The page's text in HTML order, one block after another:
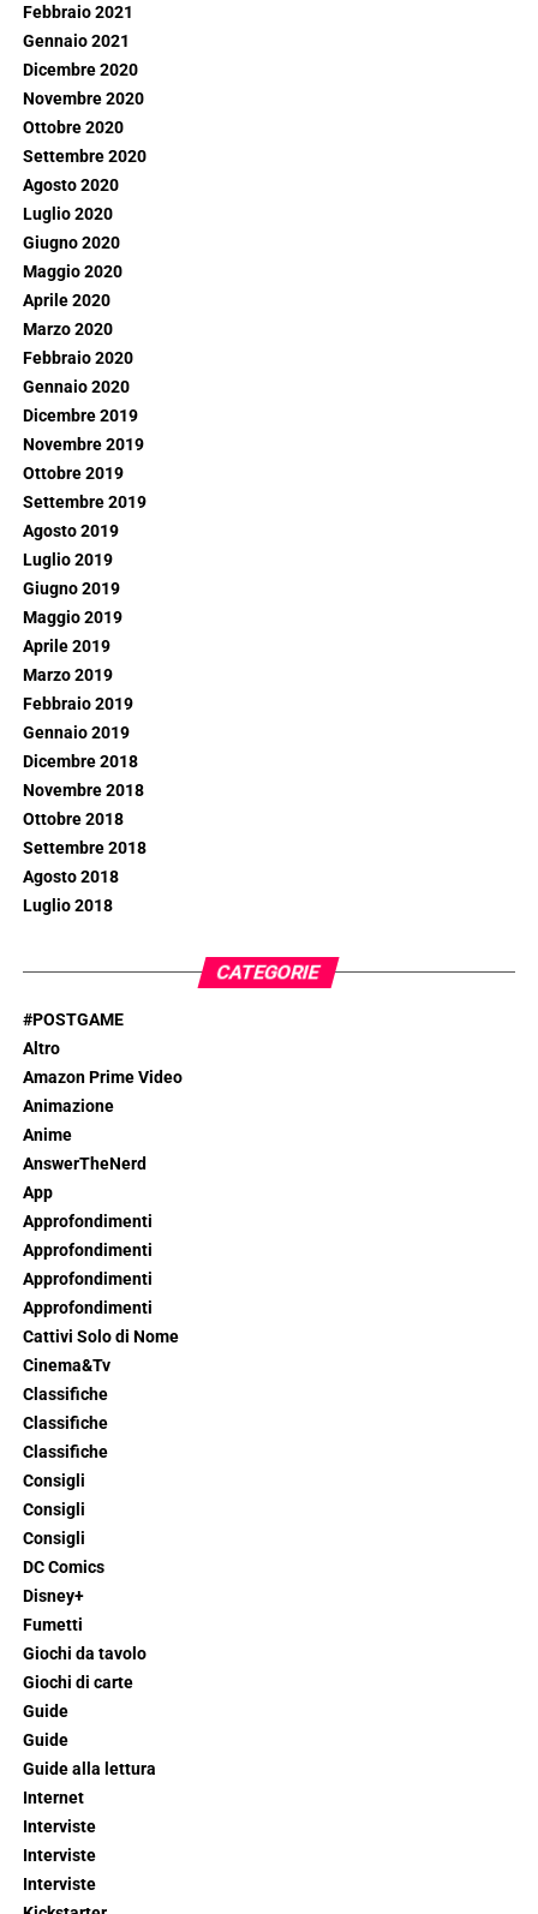
Febbraio 2021
Gennaio 2021
Dicembre 2020
Novembre 2020
Ottobre 2020
Settembre 2020
Agosto 2020
Luglio 2020
Giugno 2020
Maggio 2020
Aprile 2020
Marzo 2020
Febbraio 2020
Gennaio 2020
Dicembre 2019
Novembre 2019
Ottobre 2019
Settembre 2019
Agosto 2019
Luglio 2019
Giugno 2019
Maggio 2019
Aprile 2019
Marzo 2019
Febbraio 2019
Gennaio 2019
Dicembre 2018
Novembre 2018
Ottobre 2018
Settembre 2018
Agosto 2018
Luglio 2018
CATEGORIE
#POSTGAME
Altro
Amazon Prime Video
Animazione
Anime
AnswerTheNerd
App
Approfondimenti
Approfondimenti
Approfondimenti
Approfondimenti
Cattivi Solo di Nome
Cinema&Tv
Classifiche
Classifiche
Classifiche
Consigli
Consigli
Consigli
DC Comics
Disney+
Fumetti
Giochi da tavolo
Giochi di carte
Guide
Guide
Guide alla lettura
Internet
Interviste
Interviste
Interviste